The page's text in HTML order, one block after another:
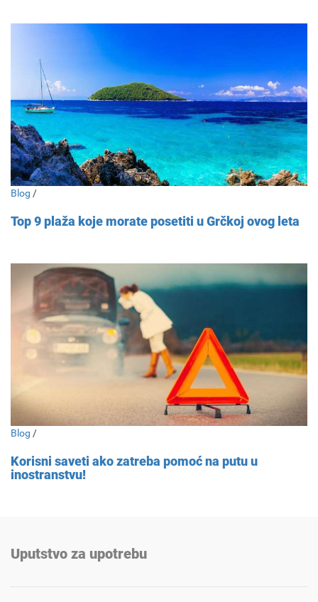
Blog /
Top 9 plaža koje morate posetiti u Grčkoj ovog leta
Blog /
Korisni saveti ako zatreba pomoć na putu u
inostranstvu!
Uputstvo za upotrebu